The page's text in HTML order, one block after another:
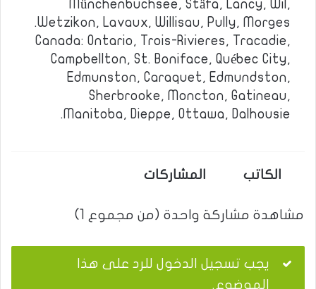
Münchenbuchsee, Stäfa, Lancy, Wil,
Wetzikon, Lavaux, Willisau, Pully, Morges.
Canada: Ontario, Trois-Rivieres, Tracadie,
Campbellton, St. Boniface, Québec City,
Edmunston, Caraquet, Edmundston,
Sherbrooke, Moncton, Gatineau,
Manitoba, Dieppe, Ottawa, Dalhousie.
الكاتب المشاركات
مشاهدة مشاركة واحدة (من مجموع 1)
يجب تسجيل الدخول للرد على هذا
الموضوع.